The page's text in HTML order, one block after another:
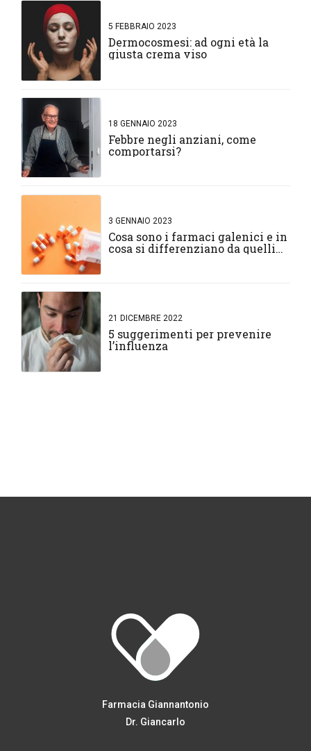
5 FEBBRAIO 2023
Dermocosmesi: ad ogni età la
giusta crema viso
18 GENNAIO 2023
Febbre negli anziani, come
comportarsi?
3 GENNAIO 2023
Cosa sono i farmaci galenici e in
cosa si differenziano da quelli
21 DICEMBRE 2022
5 suggerimenti per prevenire
l’influenza
Farmacia Giannantonio
Dr. Giancarlo